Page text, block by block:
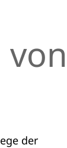
der